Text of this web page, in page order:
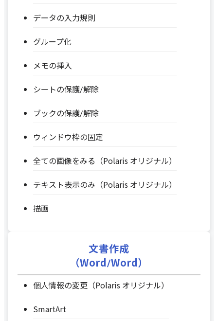
データの入力規則
グループ化
メモの挿入
シートの保護/解除
ブックの保護/解除
ウィンドウ枠の固定
全ての画像をみる（Polaris オリジナル）
テキスト表示のみ（Polaris オリジナル）
描画
文書作成
（Word/Word）
個人情報の変更（Polaris オリジナル）
SmartArt